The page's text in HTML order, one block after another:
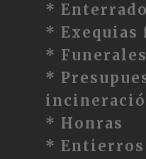
*
* Exequias
* Funerales
*
* Honras
* Entierros